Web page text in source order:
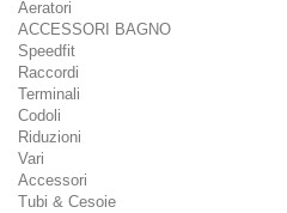
Aeratori
ACCESSORI BAGNO
Speedfit
Raccordi
Terminali
Codoli
Riduzioni
Vari
Accessori
Tubi & Cesoie